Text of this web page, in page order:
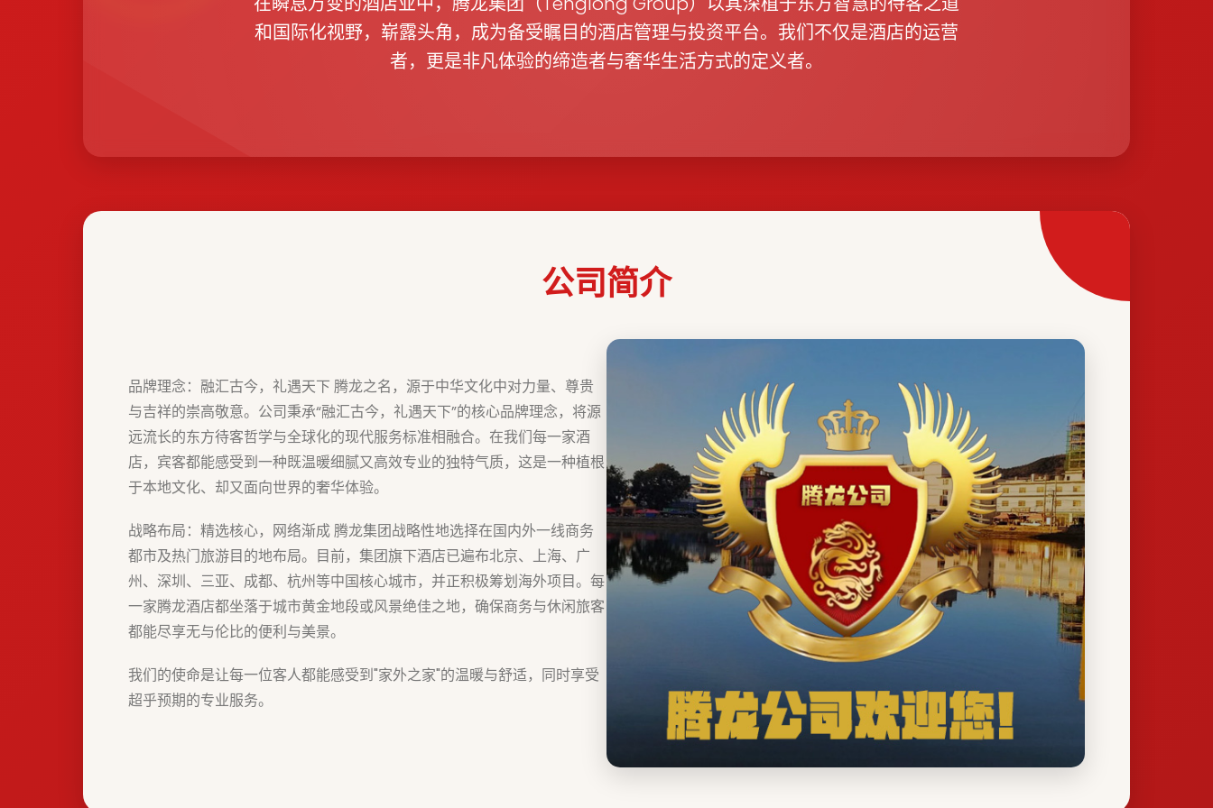
和国际化视野，崭露头角，成为备受瞩目的酒店管理与投资平台。我们不仅是酒店的运营
者，更是非凡体验的缔造者与奢华生活方式的定义者。
公司简介
品牌理念：融汇古今，礼遇天下 腾龙之名，源于中华文化中对力量、尊贵
与吉祥的崇高敬意。公司秉承“融汇古今，礼遇天下”的核心品牌理念，将源
远流长的东方待客哲学与全球化的现代服务标准相融合。在我们每一家酒
店，宾客都能感受到一种既温暖细腻又高效专业的独特气质，这是一种植根
于本地文化、却又面向世界的奢华体验。
战略布局：精选核心，网络渐成 腾龙集团战略性地选择在国内外一线商务
都市及热门旅游目的地布局。目前，集团旗下酒店已遍布北京、上海、广
州、深圳、三亚、成都、杭州等中国核心城市，并正积极筹划海外项目。每
一家腾龙酒店都坐落于城市黄金地段或风景绝佳之地，确保商务与休闲旅客
都能尽享无与伦比的便利与美景。
我们的使命是让每一位客人都能感受到"家外之家"的温暖与舒适，同时享受
超乎预期的专业服务。